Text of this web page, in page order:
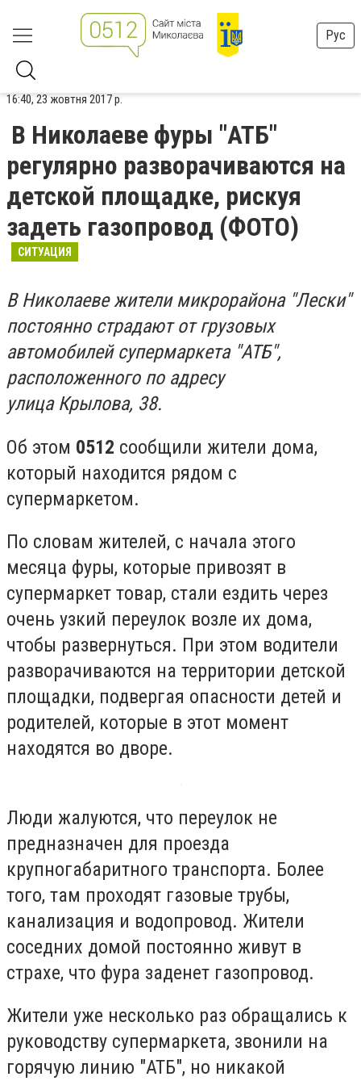
Рус
16:40, 23 жовтня 2017 р.
В Николаеве фуры "АТБ"
регулярно разворачиваются на
детской площадке, рискуя
задеть газопровод (ФОТО)
СИТУАЦИЯ
В Николаеве жители микрорайона "Лески"
постоянно страдают от грузовых
автомобилей супермаркета "АТБ",
расположенного по адресу
улица Крылова, 38.
Об этом 0512 сообщили жители дома,
который находится рядом с
супермаркетом.
По словам жителей, с начала этого
месяца фуры, которые привозят в
супермаркет товар, стали ездить через
очень узкий переулок возле их дома,
чтобы развернуться. При этом водители
разворачиваются на территории детской
площадки, подвергая опасности детей и
родителей, которые в этот момент
находятся во дворе.
Люди жалуются, что переулок не
предназначен для проезда
крупногабаритного транспорта. Более
того, там проходят газовые трубы,
канализация и водопровод. Жители
соседних домой постоянно живут в
страхе, что фура заденет газопровод.
Жители уже несколько раз обращались к
руководству супермаркета, звонили на
горячую линию "АТБ", но никакой